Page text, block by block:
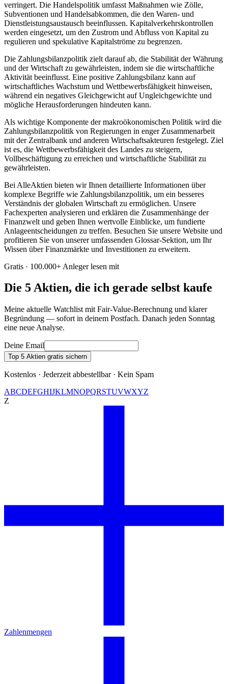
verringert. Die Handelspolitik umfasst Maßnahmen wie Zölle,
Subventionen und Handelsabkommen, die den Waren- und
Dienstleistungsaustausch beeinflussen. Kapitalverkehrskontrollen
werden eingesetzt, um den Zustrom und Abfluss von Kapital zu
regulieren und spekulative Kapitalströme zu begrenzen.
Die Zahlungsbilanzpolitik zielt darauf ab, die Stabilität der Währung
und der Wirtschaft zu gewährleisten, indem sie die wirtschaftliche
Aktivität beeinflusst. Eine positive Zahlungsbilanz kann auf
wirtschaftliches Wachstum und Wettbewerbsfähigkeit hinweisen,
während ein negatives Gleichgewicht auf Ungleichgewichte und
mögliche Herausforderungen hindeuten kann.
Als wichtige Komponente der makroökonomischen Politik wird die
Zahlungsbilanzpolitik von Regierungen in enger Zusammenarbeit
mit der Zentralbank und anderen Wirtschaftsakteuren festgelegt. Ziel
ist es, die Wettbewerbsfähigkeit des Landes zu steigern,
Vollbeschäftigung zu erreichen und wirtschaftliche Stabilität zu
gewährleisten.
Bei AlleAktien bieten wir Ihnen detaillierte Informationen über
komplexe Begriffe wie Zahlungsbilanzpolitik, um ein besseres
Verständnis der globalen Wirtschaft zu ermöglichen. Unsere
Fachexperten analysieren und erklären die Zusammenhänge der
Finanzwelt und geben Ihnen wertvolle Einblicke, um fundierte
Anlageentscheidungen zu treffen. Besuchen Sie unsere Website und
profitieren Sie von unserer umfassenden Glossar-Sektion, um Ihr
Wissen über Finanzmärkte und Investitionen zu erweitern.
Gratis · 100.000+ Anleger lesen mit
Die 5 Aktien, die ich gerade selbst kaufe
Meine aktuelle Watchlist mit Fair-Value-Berechnung und klarer
Begründung — sofort in deinem Postfach. Danach jeden Sonntag
eine neue Analyse.
Deine Email
Top 5 Aktien gratis sichern
Kostenlos · Jederzeit abbestellbar · Kein Spam
ABCDEFGHIJKLMNOPQRSTUVWXYZ
Z
Zahlenmengen